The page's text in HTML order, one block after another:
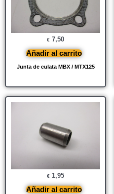
Junta de culata MBX / MTX125
€ 7,50
Añadir al carrito
€ 1,95
Añadir al carrito